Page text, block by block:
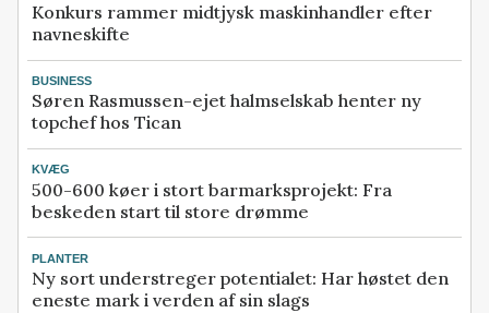
Konkurs rammer midtjysk maskinhandler efter
navneskifte
BUSINESS
Søren Rasmussen-ejet halmselskab henter ny
topchef hos Tican
KVÆG
500-600 køer i stort barmarksprojekt: Fra
beskeden start til store drømme
PLANTER
Ny sort understreger potentialet: Har høstet den
eneste mark i verden af sin slags